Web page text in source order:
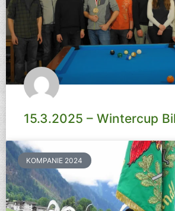
15.3.2025 – Wintercup
KOMPANIE 2024